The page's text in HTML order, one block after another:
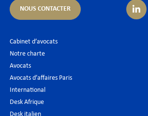
NOUS CONTACTER
Cabinet d’avocats
Notre charte
Avocats
Avocats d’affaires Paris
International
Desk Afrique
Desk italien